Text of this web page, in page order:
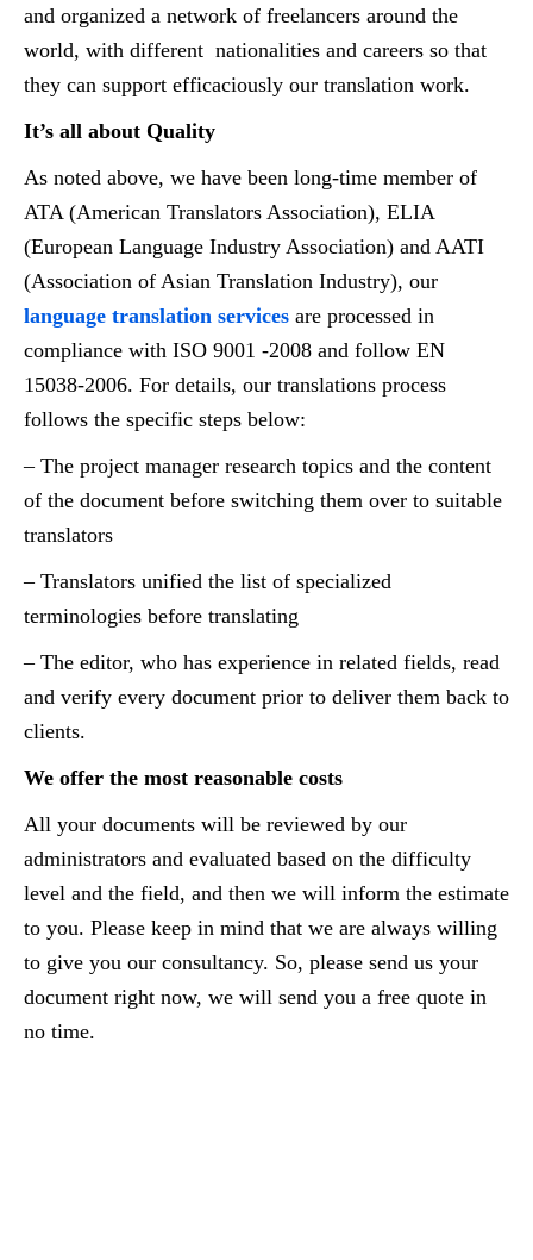
and organized a network of freelancers around the
world, with different nationalities and careers so that
they can support efficaciously our translation work.
It’s all about Quality
As noted above, we have been long-time member of
ATA (American Translators Association), ELIA
(European Language Industry Association) and AATI
(Association of Asian Translation Industry), our
language translation services are processed in
compliance with ISO 9001 -2008 and follow EN
15038-2006. For details, our translations process
follows the specific steps below:
– The project manager research topics and the content
of the document before switching them over to suitable
translators
– Translators unified the list of specialized
terminologies before translating
– The editor, who has experience in related fields, read
and verify every document prior to deliver them back to
clients.
We offer the most reasonable costs
All your documents will be reviewed by our
administrators and evaluated based on the difficulty
level and the field, and then we will inform the estimate
to you. Please keep in mind that we are always willing
to give you our consultancy. So, please send us your
document right now, we will send you a free quote in
no time.